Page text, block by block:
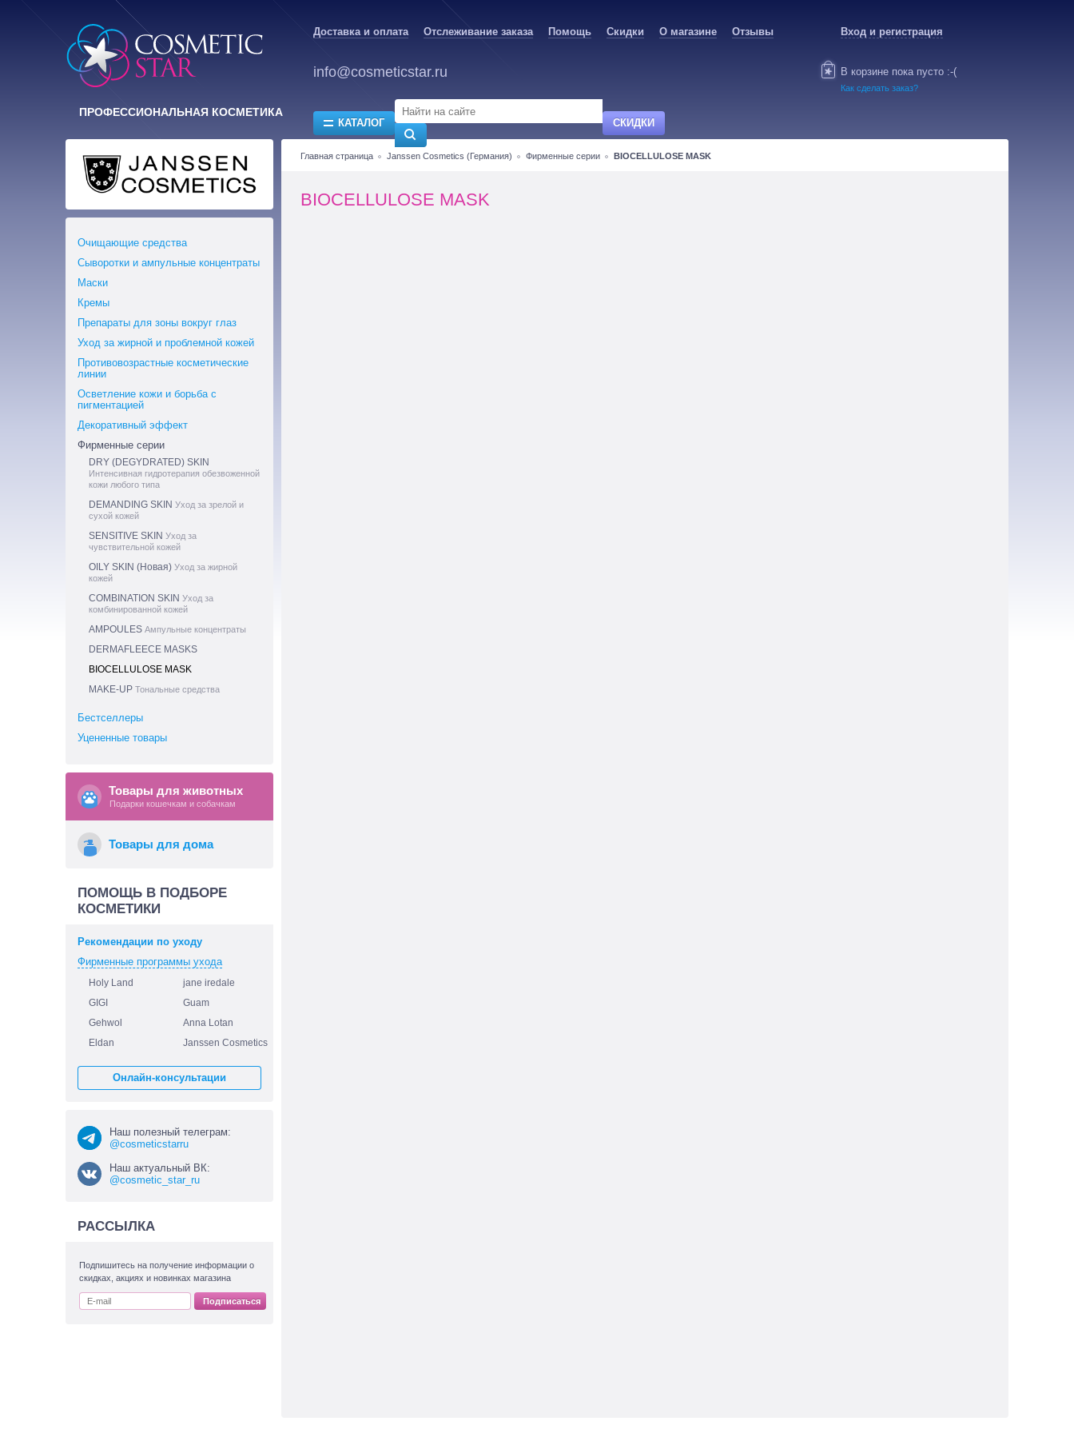
ПРОФЕССИОНАЛЬНАЯ КОСМЕТИКА
Доставка и оплата Отслеживание заказа Помощь Скидки О магазине Отзывы Вход и регистрация
info@cosmeticstar.ru
КАТАЛОГ СКИДКИ
В корзине пока пусто :-(
Как сделать заказ?
Главная страница Janssen Cosmetics (Германия) Фирменные серии BIOCELLULOSE MASK
BIOCELLULOSE MASK
Очищающие средства
Сыворотки и ампульные концентраты
Маски
Кремы
Препараты для зоны вокруг глаз
Уход за жирной и проблемной кожей
Противовозрастные косметические
линии
Осветление кожи и борьба с
пигментацией
Декоративный эффект
Фирменные серии
DRY (DEGYDRATED) SKIN
Интенсивная гидротерапия обезвоженной
кожи любого типа
DEMANDING SKIN Уход за зрелой и
сухой кожей
SENSITIVE SKIN Уход за
чувствительной кожей
OILY SKIN (Новая) Уход за жирной
кожей
COMBINATION SKIN Уход за
комбинированной кожей
AMPOULES Ампульные концентраты
DERMAFLEECE MASKS
BIOCELLULOSE MASK
MAKE-UP Тональные средства
Бестселлеры
Уцененные товары
Товары для животных
Подарки кошечкам и собачкам
Товары для дома
ПОМОЩЬ В ПОДБОРЕ
КОСМЕТИКИ
Рекомендации по уходу
Фирменные программы ухода
Holy Land
jane iredale
GIGI
Guam
Gehwol
Anna Lotan
Eldan
Janssen Cosmetics
Онлайн-консультации
Наш полезный телеграм:
@cosmeticstarru
Наш актуальный ВК:
@cosmetic_star_ru
РАССЫЛКА
Подпишитесь на получение информации о
скидках, акциях и новинках магазина
Подписаться